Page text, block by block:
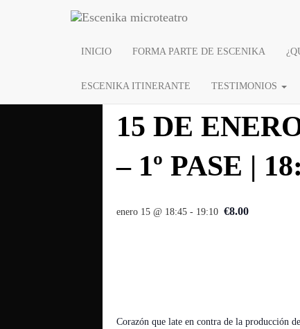
INICIO FORMA PARTE DE ESCENIKA
ESCENIKA ITINERANTE TESTIMONIOS
15 DE
– 1º PASE |
enero 15 @ 18:45 - 19:10 €8.00
Corazón que late en contra de la producción